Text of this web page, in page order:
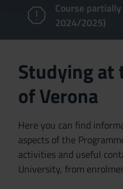
Course
2024/2025)
Studying at
of Verona
Here you can find
aspects of the
activities and useful
University, from